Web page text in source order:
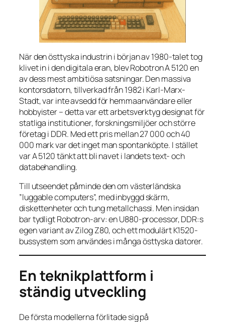
När den östtyska industrin i början av 1980-talet tog
klivet in i den digitala eran, blev Robotron A 5120 en
av dess mest ambitiösa satsningar. Den massiva
kontorsdatorn, tillverkad från 1982 i Karl-Marx-
Stadt, var inte avsedd för hemmaanvändare eller
hobbyister – detta var ett arbetsverktyg designat för
statliga institutioner, forskningsmiljöer och större
företag i DDR. Med ett pris mellan 27 000 och 40
000 mark var det inget man spontanköpte. I stället
var A 5120 tänkt att bli navet i landets text- och
databehandling.
Till utseendet påminde den om västerländska
”luggable computers”, med inbyggd skärm,
diskettenheter och tung metallchassi. Men insidan
bar tydligt Robotron-arv: en U880-processor, DDR:s
egen variant av Zilog Z80, och ett modulärt K1520-
bussystem som användes i många östtyska datorer.
En teknikplattform i
ständig utveckling
De första modellerna förlitade sig på